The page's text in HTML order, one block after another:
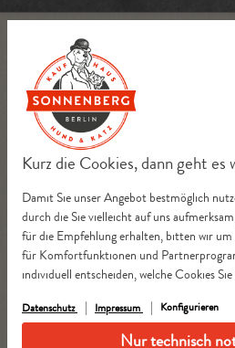
Kurz die Cookies, dann geht es
Damit Sie unser Angebot bestmöglich
durch die Sie vielleicht auf uns
für die Empfehlung erhalten, bitten wir
für Komfortfunktionen und
individuell entscheiden, welche Cookies
Datenschutz Impressum Konfigurieren
Nur technisch